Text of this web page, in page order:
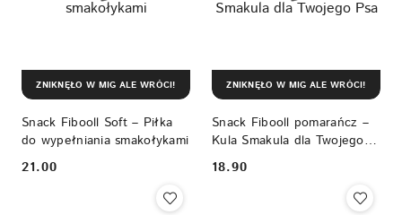
Snack Fibooll Soft – Piłka
do wypełniania smakołykami
Cena:
21.00
ZNIKNĘŁO W MIG ALE WRÓCI!
Snack Fibooll pomarańcz –
Kula Smakula dla Twojego
Psa
Cena:
18.90
ZNIKNĘŁO W MIG ALE WRÓCI!